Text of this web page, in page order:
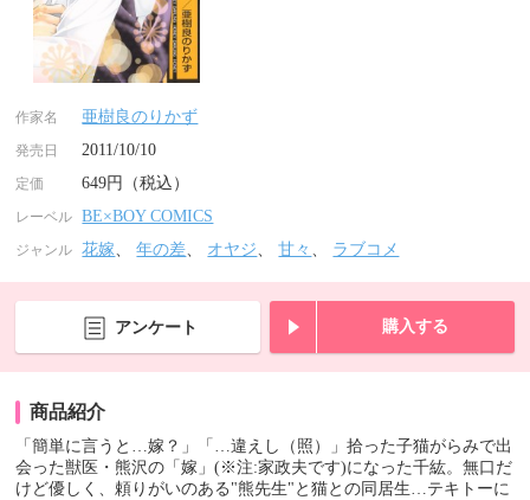
作家名 亜樹良のりかず
発売日 2011/10/10
定価 649円（税込）
レーベル BE×BOY COMICS
ジャンル 花嫁、年の差、 オヤジ、甘々 、 ラブコメ
アンケート 購入する
商品紹介
「簡単に言うと…嫁？」「…違えし（照）」拾った子猫がらみで出
会った獣医・熊沢の「嫁」(※注:家政夫です)になった千紘。無口だ
けど優しく、頼りがいのある"熊先生"と猫との同居生…テキトーに